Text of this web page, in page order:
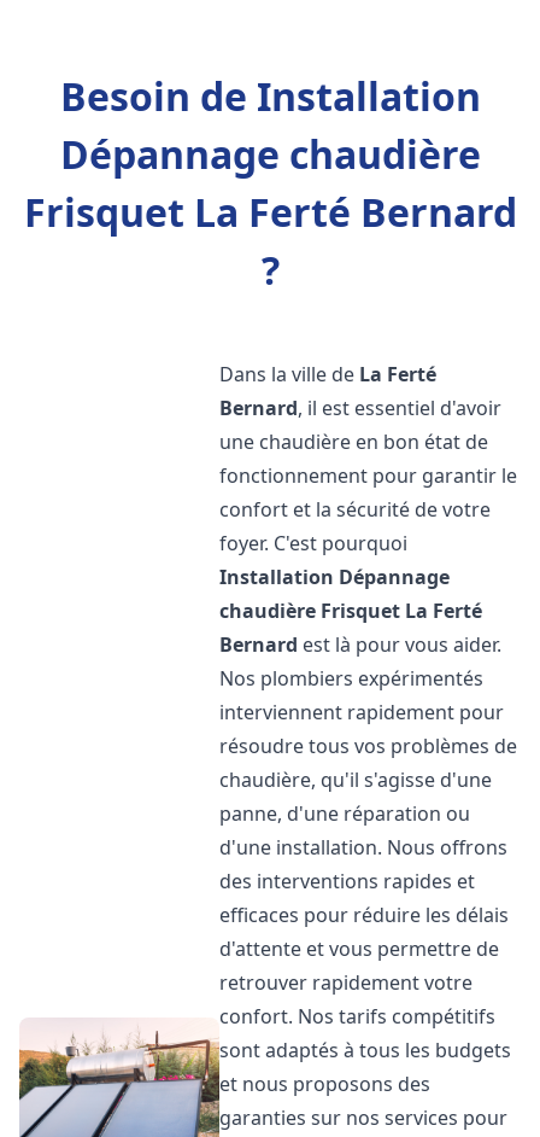
Besoin de Installation
Dépannage chaudière
Frisquet La Ferté Bernard
?
Dans la ville de La Ferté
Bernard, il est essentiel d'avoir
une chaudière en bon état de
fonctionnement pour garantir le
confort et la sécurité de votre
foyer. C'est pourquoi
Installation Dépannage
chaudière Frisquet La Ferté
Bernard est là pour vous aider.
Nos plombiers expérimentés
interviennent rapidement pour
résoudre tous vos problèmes de
chaudière, qu'il s'agisse d'une
panne, d'une réparation ou
d'une installation. Nous offrons
des interventions rapides et
efficaces pour réduire les délais
d'attente et vous permettre de
retrouver rapidement votre
confort. Nos tarifs compétitifs
sont adaptés à tous les budgets
et nous proposons des
garanties sur nos services pour